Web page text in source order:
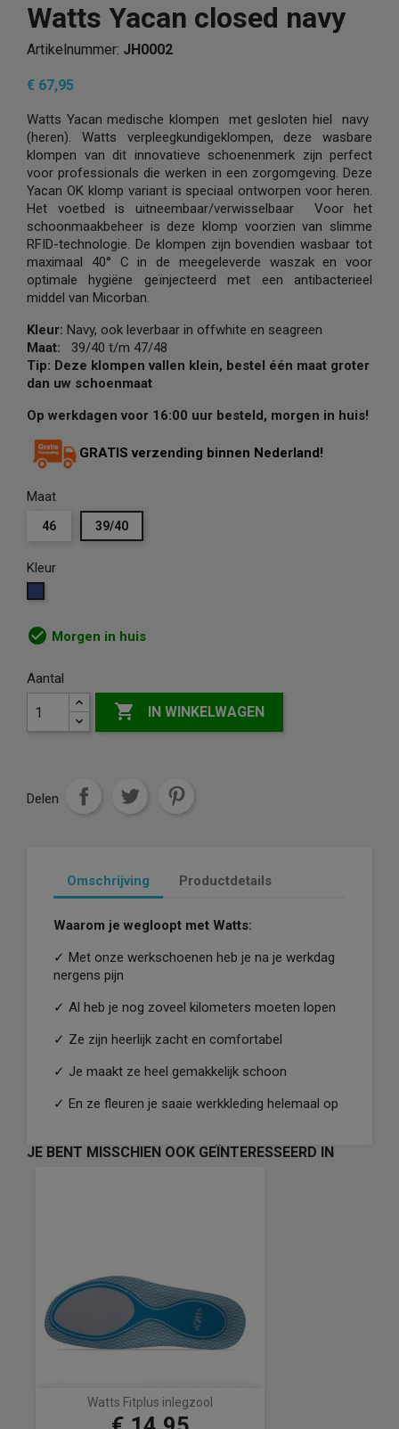
Watts Yacan closed navy
Artikelnummer: JH0002
€ 67,95
Watts Yacan medische klompen met gesloten hiel navy
(heren). Watts verpleegkundigeklompen, deze wasbare
klompen van dit innovatieve schoenenmerk zijn perfect
voor professionals die werken in een zorgomgeving. Deze
Yacan OK klomp variant is speciaal ontworpen voor heren.
Het voetbed is uitneembaar/verwisselbaar Voor het
schoonmaakbeheer is deze klomp voorzien van slimme
RFID-technologie. De klompen zijn bovendien wasbaar tot
maximaal 40° C in de meegeleverde waszak en voor
optimale hygiëne geïnjecteerd met een antibacterieel
middel van Micorban.
Kleur: Navy, ook leverbaar in offwhite en seagreen
Maat:
39/40 t/m 47/48
Tip: Deze klompen vallen klein, bestel één maat groter
dan uw schoenmaat
Op werkdagen voor 16:00 uur besteld, morgen in huis!
GRATIS verzending binnen Nederland!
Maat
46 39/40
Kleur
check_circle Morgen in huis
Aantal
 IN WINKELWAGEN
Delen
Omschrijving Productdetails
Waarom je wegloopt met Watts:
✓ Met onze werkschoenen heb je na je werkdag
nergens pijn
✓ Al heb je nog zoveel kilometers moeten lopen
✓ Ze zijn heerlijk zacht en comfortabel
✓ Je maakt ze heel gemakkelijk schoon
✓ En ze fleuren je saaie werkkleding helemaal op
JE BENT MISSCHIEN OOK GEÏNTERESSEERD IN
Watts Fitplus inlegzool
Prijs